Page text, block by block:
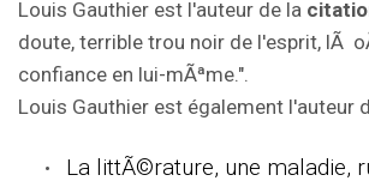
Louis Gauthier est l'auteur de la
doute, terrible trou noir de l'esprit, lÃ
confiance en lui-mÃªme.".
Louis Gauthier est également l'auteur
La littÃ©rature, une maladie,